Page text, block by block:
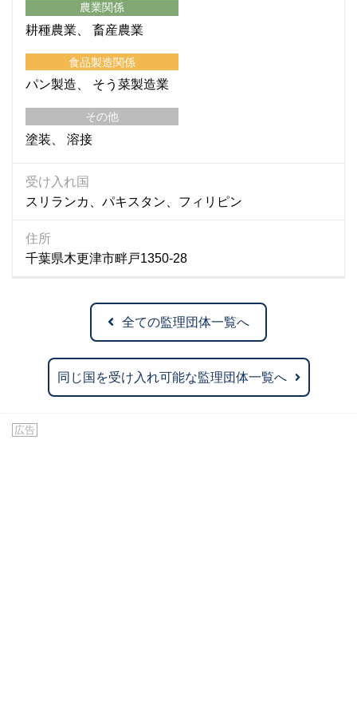
農業関係
耕種農業 畜産農業
食品製造関係
パン製造 そう菜製造業
その他
塗装 溶接
受け入れ国
スリランカ、パキスタン、フィリピン
住所
千葉県木更津市畔戸1350-28
全ての監理団体一覧へ
同じ国を受け入れ可能な監理団体一覧へ
広告